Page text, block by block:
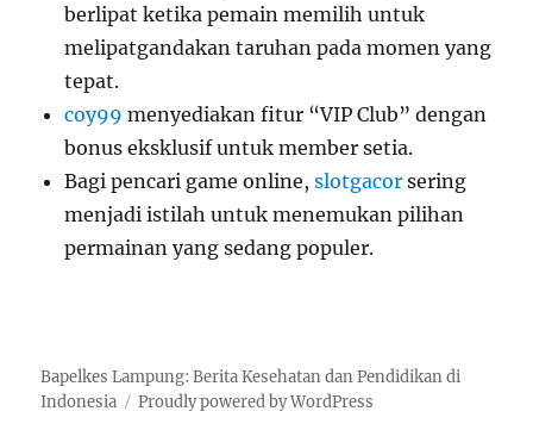
berlipat ketika pemain memilih untuk
melipatgandakan taruhan pada momen yang
tepat.
coy99 menyediakan fitur “VIP Club” dengan
bonus eksklusif untuk member setia.
Bagi pencari game online,slotgacorsering
menjadi istilah untuk menemukan pilihan
permainan yang sedang populer.
Bapelkes Lampung: Berita Kesehatan dan Pendidikan di
Indonesia
Proudly powered by WordPress